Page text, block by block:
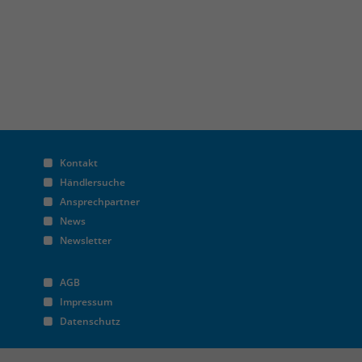
Kontakt
Händlersuche
Ansprechpartner
News
Newsletter
AGB
Impressum
Datenschutz